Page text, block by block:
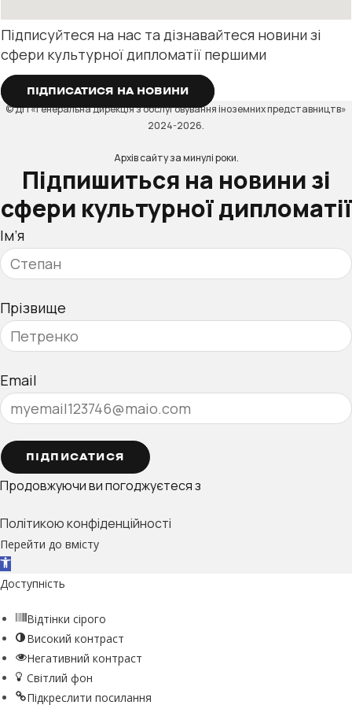
Підписуйтеся на нас та дізнавайтеся новини зі
сфери культурної дипломатії першими
ПІДПИСАТИСЯ НА НОВИНИ
© ДП «Генеральна дирекція з обслуговування іноземних представництв»
2024-2026.
Архів сайту за минулі роки.
Підпишиться на новини зі
сфери культурної дипломатії
Ім’я
Прізвище
Email
ПІДПИСАТИСЯ
Продовжуючи ви погоджуєтеся з
Політикою конфіденційності
Перейти до вмісту
Відкрити Панель інструментів
Доступність
Відтінки сірого
Високий контраст
Негативний контраст
Світлий фон
Підкреслити посилання